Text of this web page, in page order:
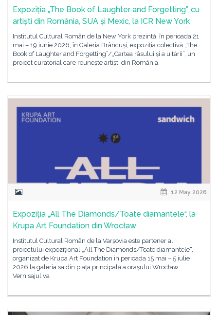
Expoziția „The Book of Laughter and Forgetting”, cu
artiști din România, SUA și Mexic, la ICR New York
Institutul Cultural Român de la New York prezintă, în perioada 21
mai – 19 iunie 2026, în Galeria Brâncuși, expoziția colectivă „The
Book of Laughter and Forgetting”/„Cartea râsului și a uitării”, un
proiect curatorial care reunește artiști din România,
12 May 2026
Expoziția „All The Diamonds/Toate diamantele“, la
Krupa Art Foundation din Wrocław
Institutul Cultural Român de la Varșovia este partener al
proiectului expozițional „All The Diamonds/Toate diamantele“,
organizat de Krupa Art Foundation în perioada 15 mai – 5 iulie
2026 la galeria sa din piața principală a orașului Wrocław.
Vernisajul va